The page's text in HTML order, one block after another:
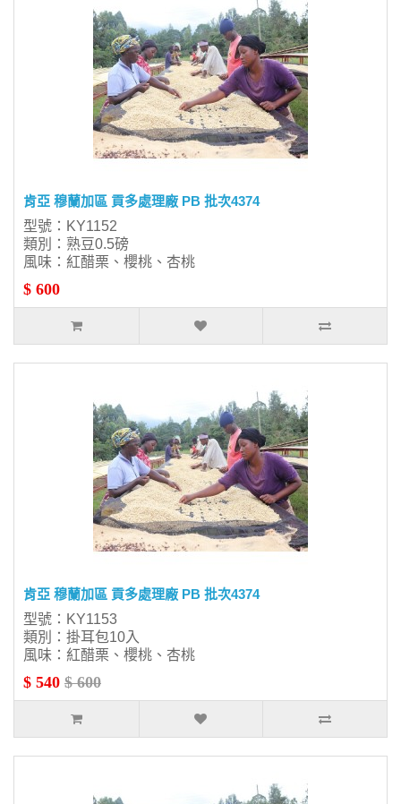
肯亞 穆蘭加區 貢多處理廠 PB 批次4374
型號：KY1152
類別：熟豆0.5磅
風味：紅醋栗、櫻桃、杏桃
$ 600
肯亞 穆蘭加區 貢多處理廠 PB 批次4374
型號：KY1153
類別：掛耳包10入
風味：紅醋栗、櫻桃、杏桃
$ 540 $ 600